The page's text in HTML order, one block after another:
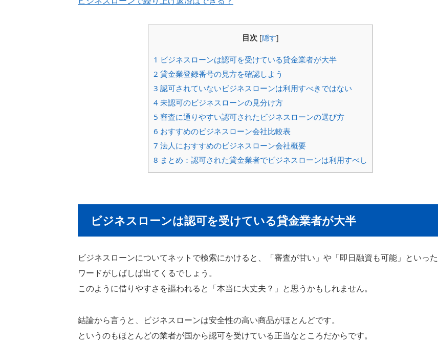
目次 [隠す]
1 ビジネスローンは認可を受けている貸金業者が大半
2 貸金業登録番号の見方を確認しよう
3 認可されていないビジネスローンは利用すべきではない
4 未認可のビジネスローンの見分け方
5 審査に通りやすい認可されたビジネスローンの選び方
6 おすすめのビジネスローン会社比較表
7 法人におすすめのビジネスローン会社概要
8 まとめ：認可された貸金業者でビジネスローンは利用すべし
ビジネスローンは認可を受けている貸金業者が大半
ビジネスローンについてネットで検索にかけると、「審査が甘い」や「即日融資も可能」といった
ワードがしばしば出てくるでしょう。
このように借りやすさを謳われると「本当に大丈夫？」と思うかもしれません。
結論から言うと、ビジネスローンは安全性の高い商品がほとんどです。
というのもほとんどの業者が国から認可を受けている正当なところだからです。